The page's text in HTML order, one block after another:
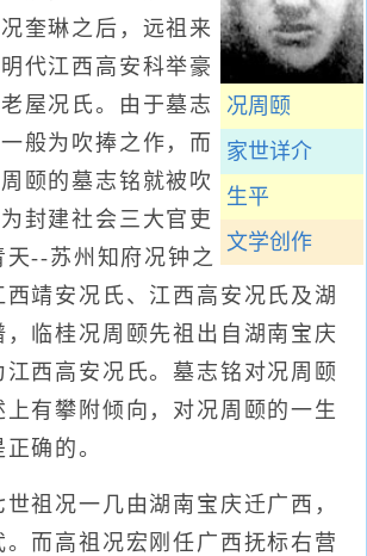
况周颐
家世详介
生平
文学创作
奎琳之后，远祖来
明代江西高安科举豪
屋况氏。由于墓志
般为吹捧之作，而
颐的墓志铭就被吹
封建社会三大官吏
天--苏州知府况钟之
靖安况氏、江西高安况氏及湖
，临桂况周颐先祖出自湖南宝庆
西高安况氏。墓志铭对况周颐
有攀附倾向，对况周颐的一生
确的。
况一几由湖南宝庆迁广西，
而高祖况宏刚任广西抚标右营